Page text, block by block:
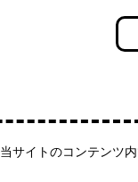
当サイトのコンテンツ